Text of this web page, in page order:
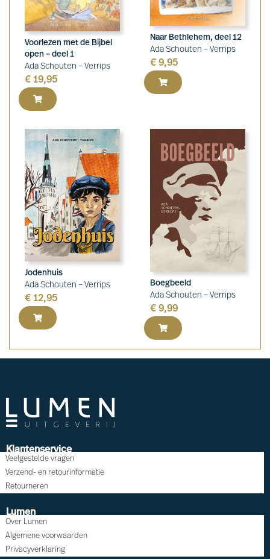
Voorlezen met de Bijbel
open – deel 1
Ada Schouten – Verrips
€ 19,95
Naar Bethlehem, deel 12
Ada Schouten – Verrips
€ 9,95
Jodenhuis
Ada Schouten – Verrips
€ 12,95
Boegbeeld
Ada Schouten – Verrips
€ 9,99
Klantenservice
Veelgestelde vragen
Verzend- en retourinformatie
Retourneren
Lumen
Over Lumen
Algemene voorwaarden
Privacyverklaring